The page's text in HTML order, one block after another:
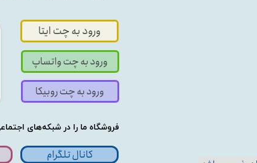
فروشگاه ما را در شبکه‌های
ورود به چت ایتا
ورود به چت واتساپ
کانال تلگرام
ورود به چت روبیکا